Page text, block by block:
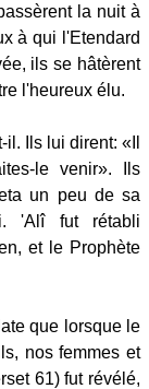
la nuit à
à qui l'Etendard
ils se hâtèrent
l'heureux élu.
Ils lui dirent: «Il
le venir». Ils
un peu de sa
'Alî fut rétabli
et le Prophète
que lorsque le
nos femmes et
61) fut révélé,